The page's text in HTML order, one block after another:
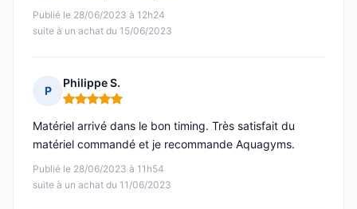
Publié le 28/06/2023 à 12h24
suite à un achat du 15/06/2023
P
Philippe S.
Note : 5 sur 5
Publié le 28/06/2023 à 11h54
suite à un achat du 11/06/2023
Matériel arrivé dans le bon timing. Très satisfait du
matériel commandé et je recommande Aquagyms.